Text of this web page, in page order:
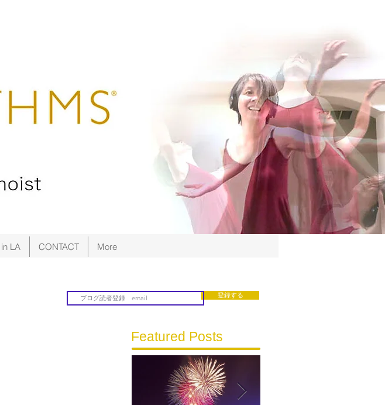
LA CONTACT More
登録する
Featured Posts